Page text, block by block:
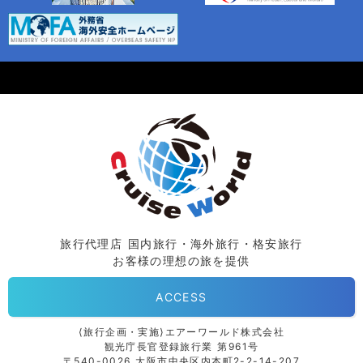
旅行代理店 国内旅行・海外旅行・格安旅行
お客様の理想の旅を提供
ACCESS
⟨旅行企画・実施⟩エアーワールド株式会社
観光庁長官登録旅行業 第961号